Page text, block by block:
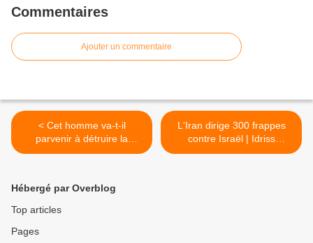
Commentaires
Ajouter un commentaire
< Cet homme va-t-il
parvenir à détruire la
France ?
L'Iran dirige 300 frappes
contre Israël | Idriss
Aberkane >
Hébergé par Overblog
Top articles
Pages